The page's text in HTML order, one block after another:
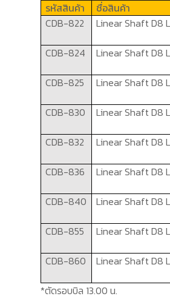
รหัสสินค้า
ชื่อสินค้า
CDB-822
Linear ShaftD8
CDB-824 Linear ShaftD8
CDB-825 Linear ShaftD8
CDB-830 Linear ShaftD8
CDB-832 Linear ShaftD8
CDB-836 Linear ShaftD8
CDB-840 Linear ShaftD8
CDB-855 Linear ShaftD8
CDB-860 Linear ShaftD8
*ตัดรอบบิล 13.00 น.